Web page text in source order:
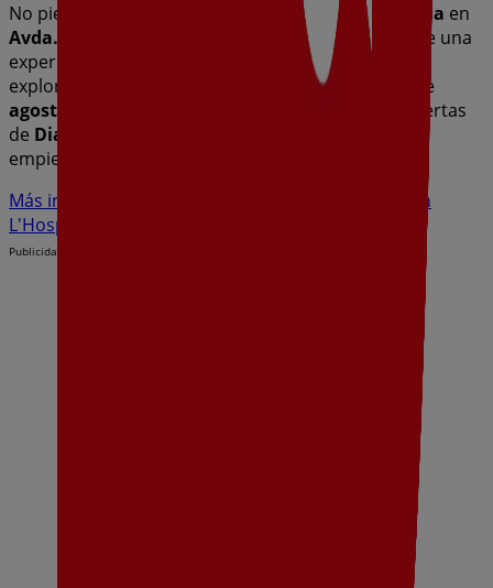
No pierdas la oportunidad de visitar la tienda de
Dia en
Avda. Isabel La Catòlica, 111-113
para disfrutar de una
experiencia de compra completa. Te invitamos a
explorar las promociones que tenemos para ti este
agosto
y mantenerte informado de las mejores ofertas
de Dia
empieza a ahorrar hoy mismo!
Más información de Dia
Ver otras tiendas de Dia en
L'Hospitalet de Llobregat
Publicidad